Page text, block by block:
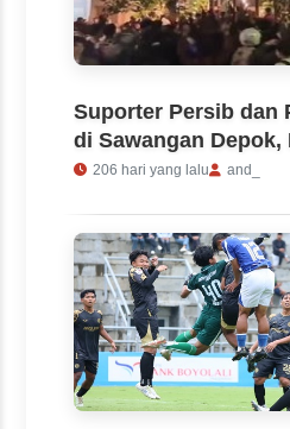
Suporter Persib dan
di Sawangan Depok,
Kronologinya
206 hari yang lalu and_